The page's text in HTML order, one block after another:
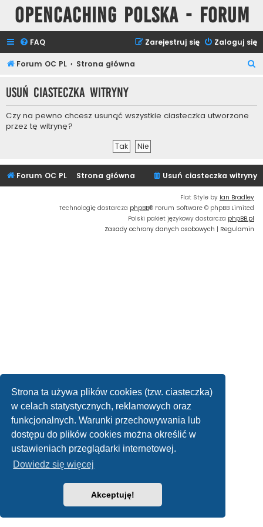
Strona ta używa plików cookies (tzw. ciasteczka)
w celach statystycznych, reklamowych oraz
funkcjonalnych. Warunki przechowywania lub
dostępu do plików cookies można określić w
ustawieniach przeglądarki internetowej.
Dowiedz się więcej
Akceptuję!
Opencaching Polska - Forum
FAQ Zaloguj się
Zarejestruj się
Forum OC PL Strona główna
k
Usuń ciasteczka witryny
Czy na pewno chcesz usunąć wszystkie ciasteczka utworzone
przez tę witrynę?
Forum OC PL Strona główna Usuń ciasteczka witryny
Flat Style by Ian Bradley
Technologię dostarcza phpBB® Forum Software © phpBB Limited
Polski pakiet językowy dostarcza phpBB.pl
Zasady ochrony danych osobowych | Regulamin